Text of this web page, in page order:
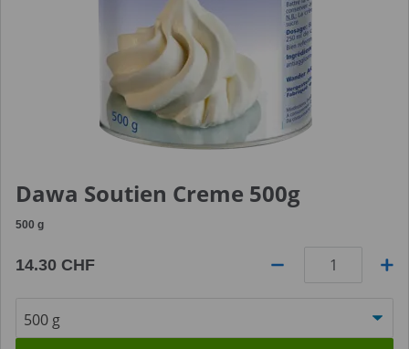
Dawa Soutien Creme 500g
500 g
14.30 CHF